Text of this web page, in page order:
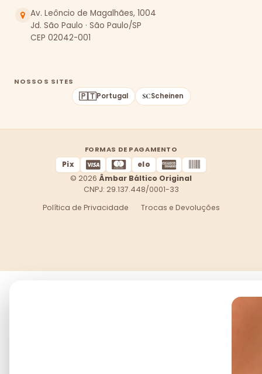
Av. Leôncio de Magalhães, 1004
Jd. São Paulo · São Paulo/SP
CEP 02042-001
NOSSOS SITES
🇵🇹Portugal Scheinen
FORMAS DE PAGAMENTO
Pix
elo
© 2026 Âmbar Báltico Original
CNPJ: 29.137.448/0001-33
Política de Privacidade
Trocas e Devoluções